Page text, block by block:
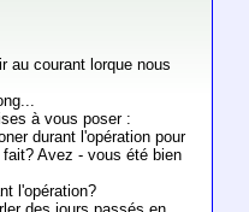
au courant lorque nous
à vous poser :
durant l'opération pour
Avez - vous été bien
l'opération?